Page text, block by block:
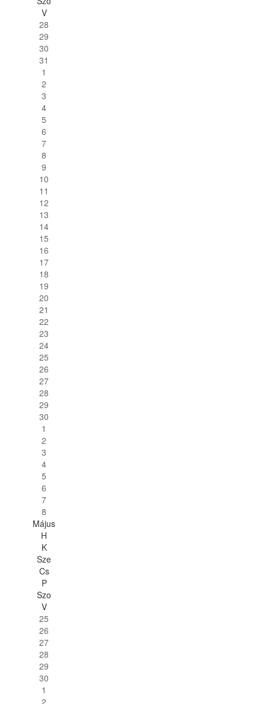
V
28
29
30
31
1
2
3
4
5
6
7
8
9
10
11
12
13
14
15
16
17
18
19
20
21
22
23
24
25
26
27
28
29
30
1
2
3
4
5
6
7
8
Május
H
K
Sze
Cs
P
Szo
V
25
26
27
28
29
30
1